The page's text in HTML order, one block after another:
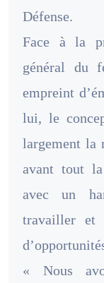
Défense.
Face à la
général du
empreint
lui, le
largement la
avant tout la
avec un
travailler et
« Nous